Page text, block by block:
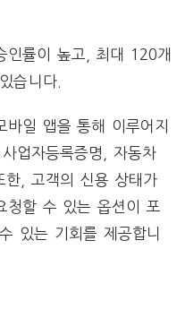
인률이 높고, 최대 120개
습니다.
일 앱을 통해 이루어지
업자등록증명, 자동차
한, 고객의 신용 상태가
청할 수 있는 옵션이 포
있는 기회를 제공합니